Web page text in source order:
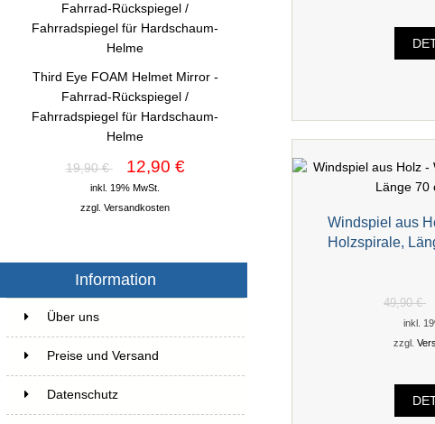
Third Eye FOAM Helmet Mirror -
Fahrrad-Rückspiegel /
Fahrradspiegel für Hardschaum-
Helme
19,90 € 12,90 €
inkl. 19% MwSt.
zzgl.Versandkosten
Information
Über uns
Preise und Versand
Datenschutz
Windspiel aus
Holzspirale,
49,90 €
inkl.
zzgl.